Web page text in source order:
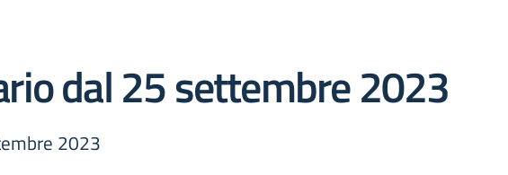
dal 25 settembre 2023
2023